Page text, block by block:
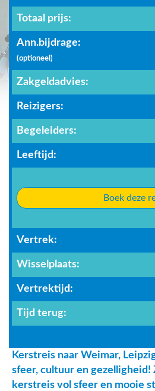
Totaal prijs:
Ann.bijdrage:
(optioneel)
Zakgeldadvies:
Reizigers:
Begeleiders:
Leeftijd:
Boek deze
Vertrek:
Wisselplaats:
Vertrektijd:
Tijd terug:
Kerstreis naar Weimar,
sfeer, cultuur en gezelligheid!
kerstreis vol sfeer en mooie